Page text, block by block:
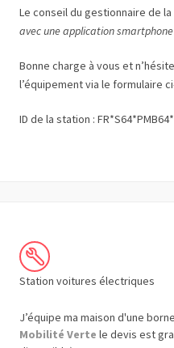
Le conseil du gestionnaire de la
avec une application
Bonne charge à vous et
l’équipement via le formulaire
ID de la station :
Station voitures électriques
J’équipe ma maison d'une
Mobilité Verte le devis est